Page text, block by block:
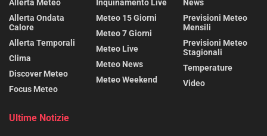
Allerta Meteo
Allerta Ondata
Calore
Allerta Temporali
Clima
Discover Meteo
Focus Meteo
Inquinamento Live
Meteo 15 Giorni
Meteo 7 Giorni
Meteo Live
Meteo News
Meteo Weekend
News
Previsioni Meteo
Mensili
Previsioni Meteo
Stagionali
Temperature
Video
Ultime Notizie